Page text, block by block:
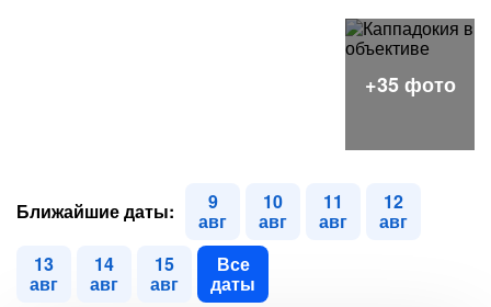
Ближайшие даты: 9
авг
10
авг
11
авг
12
авг
13
авг
14
авг
15
авг
Все
даты